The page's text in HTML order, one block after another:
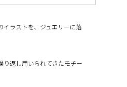
イラストを、ジュエリーに落
り返し用いられてきたモチー